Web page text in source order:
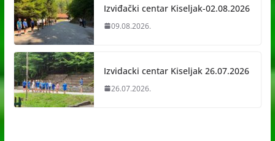
Izviđački centar Kiseljak-02.08.2026
09.08.2026.
Izvidacki centar Kiseljak 26.07.2026
26.07.2026.